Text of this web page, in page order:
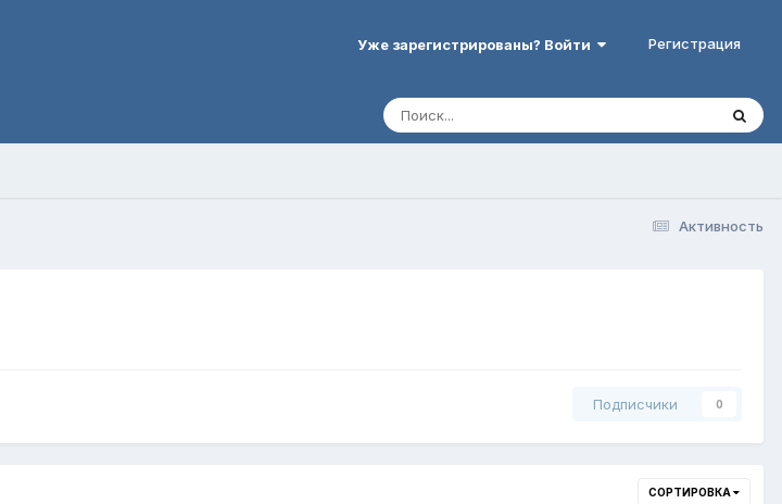
Уже зарегистрированы? Войти Регистрация
Активность
Подписчики 0
СОРТИРОВКА